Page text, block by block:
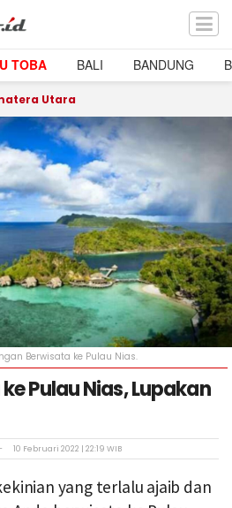
TOBA BALI BANDUNG
Utara
Berwisata ke Pulau Nias.
Pulau Nias, Lupakan
10 Februari 2022 | 22:19 WIB
yang terlalu ajaib dan